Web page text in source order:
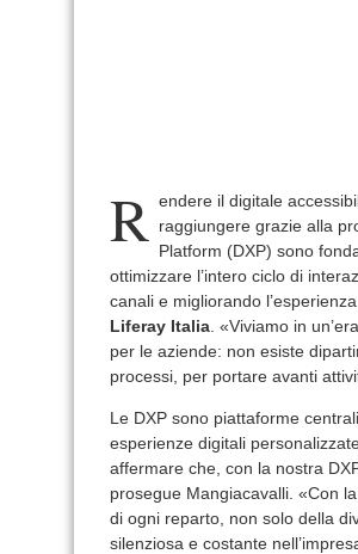
R endere il digitale
raggiungere grazie alla
Platform (DXP) sono
ottimizzare l’intero ciclo di
canali e migliorando
Liferay Italia . «Viviamo in
per le aziende: non esiste
processi, per portare avanti
Le DXP sono piattaforme
esperienze digitali
affermare che, con la nostra
prosegue Mangiacavalli. «Con
di ogni reparto, non solo della
silenziosa e costante